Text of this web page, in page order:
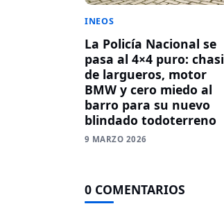
INEOS
La Policía Nacional se
pasa al 4×4 puro:
de largueros, motor
BMW y cero miedo al
barro para su nuevo
blindado todoterreno
9 MARZO 2026
0 COMENTARIOS